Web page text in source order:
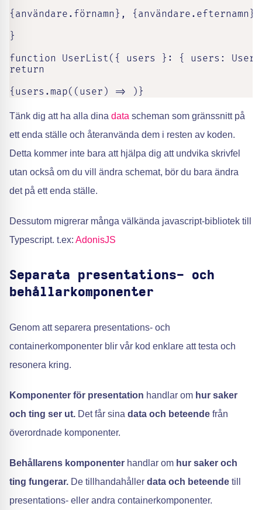
{användare.förnamn}, {användare.efternamn}
}
function UserList({ users }: { users:
return
{users.map((user) => )}
Tänk dig att ha alla dina data scheman som gränssnitt på
ett enda ställe och återanvända dem i resten av koden.
Detta kommer inte bara att hjälpa dig att undvika skrivfel
utan också om du vill ändra schemat, bör du bara ändra
det på ett enda ställe.
Dessutom migrerar många välkända javascript-bibliotek till
Typescript. t.ex: AdonisJS
Separata presentations- och
behållarkomponenter
Genom att separera presentations- och
containerkomponenter blir vår kod enklare att testa och
resonera kring.
Komponenter för presentation handlar om hur saker
och ting ser ut. Det får sina data och beteende från
överordnade komponenter.
Behållarens komponenter handlar om hur saker och
ting fungerar. De tillhandahåller data och beteende till
presentations- eller andra containerkomponenter.